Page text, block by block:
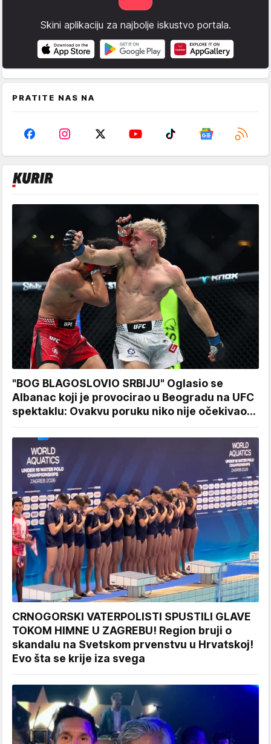
Skini aplikaciju za najbolje iskustvo portala.
PRATITE NAS NA
"BOG BLAGOSLOVIO SRBIJU" Oglasio se
Albanac koji je provocirao u Beogradu na UFC
spektaklu: Ovakvu poruku niko nije očekivao...
CRNOGORSKI VATERPOLISTI SPUSTILI GLAVE
TOKOM HIMNE U ZAGREBU! Region bruji o
skandalu na Svetskom prvenstvu u Hrvatskoj!
Evo šta se krije iza svega